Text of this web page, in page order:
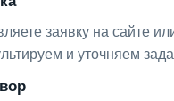
заявку на сайте
и уточняем